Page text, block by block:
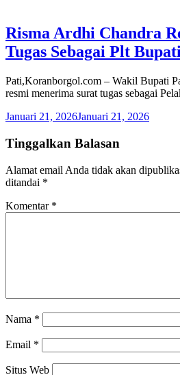
Risma Ardhi Chandra
Tugas Sebagai Plt
Pati,Koranborgol.com – Wakil Bupati
resmi menerima surat tugas sebagai
Januari 21, 2026Januari 21, 2026
Tinggalkan Balasan
Alamat email Anda tidak akan
ditandai *
Komentar *
Nama *
Email *
Situs Web